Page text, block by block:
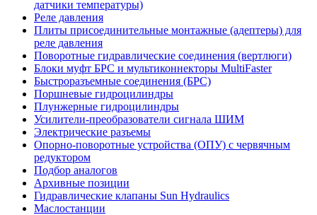
датчики температуры)
Реле давления
Плиты присоединительные монтажные (адептеры) для
реле давления
Поворотные гидравлические соединения (вертлюги)
Блоки муфт БРС и мультиконнекторы MultiFaster
Быстроразъемные соединения (БРС)
Поршневые гидроцилиндры
Плунжерные гидроцилиндры
Усилители-преобразователи сигнала ШИМ
Электрические разъемы
Опорно-поворотные устройства (ОПУ) с червячным
редуктором
Подбор аналогов
Архивные позиции
Гидравлические клапаны Sun Hydraulics
Маслостанции